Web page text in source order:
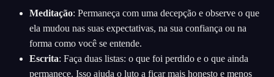
Meditação: Permaneça com uma decepção e observe o que
ela mudou nas suas expectativas, na sua confiança ou na
forma como você se entende.
Escrita: Faça duas listas: o que foi perdido e o que ainda
permanece. Isso ajuda o luto a ficar mais honesto e menos